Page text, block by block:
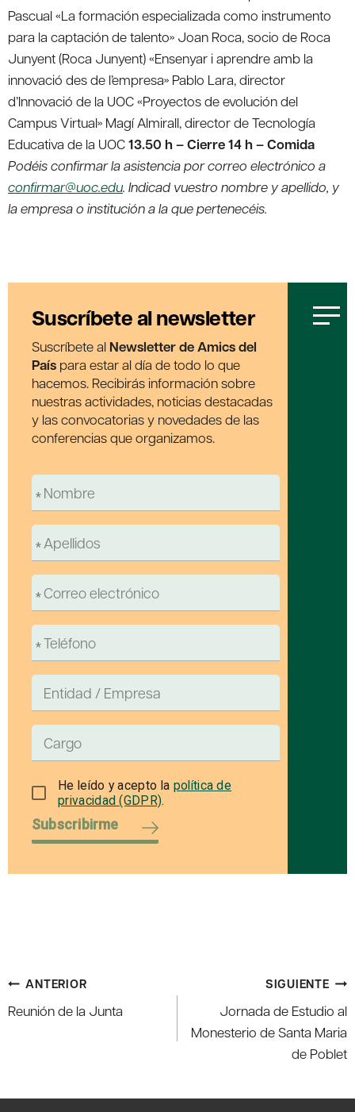
Pascual «La formación especializada como instrumento
para la captación de talento» Joan Roca, socio de Roca
Junyent (Roca Junyent) «Ensenyar i aprendre amb la
innovació des de l’empresa» Pablo Lara, director
d’Innovació de la UOC «Proyectos de evolución del
Campus Virtual» Magí Almirall, director de Tecnología
Educativa de la UOC13.50 h – Cierre14 h – Comida
Podéis confirmar la asistencia por correo electrónico a
confirmar@uoc.edu. Indicad vuestro nombre y apellido, y
la empresa o institución a la que pertenecéis.
Suscríbete al newsletter
Suscríbete al Newsletter de Amics del
País para estar al día de todo lo que
hacemos. Recibirás información sobre
nuestras actividades, noticias destacadas
y las convocatorias y novedades de las
conferencias que organizamos.
He leído y acepto la política de
privacidad (GDPR).
Subscribirme
Navegación
de
ANTERIOR
Reunión de la Junta
SIGUIENTE
Jornada de Estudio al
Monesterio de Santa Maria
de Poblet